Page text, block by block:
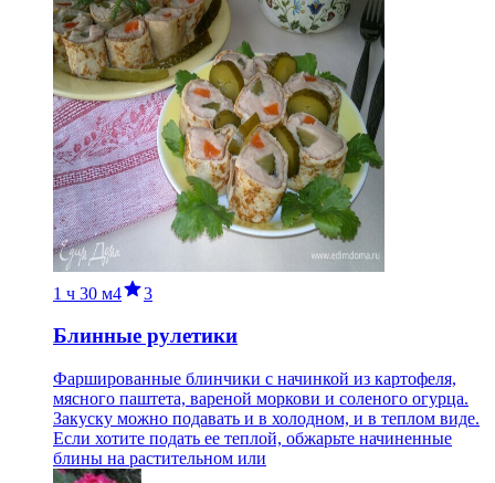
1 ч 30 м4 3
Блинные рулетики
Фаршированные блинчики с начинкой из картофеля,
мясного паштета, вареной моркови и соленого огурца.
Закуску можно подавать и в холодном, и в теплом виде.
Если хотите подать ее теплой, обжарьте начиненные
блины на растительном или